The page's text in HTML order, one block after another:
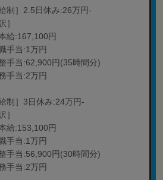
給制］2.5日休み:26万円-
］
給:167,100円
手当:1万円
手当:62,900円(35時間分)
手当:2万円
給制］3日休み:24万円-
］
給:153,100円
手当:1万円
手当:56,900円(30時間分)
手当:2万円